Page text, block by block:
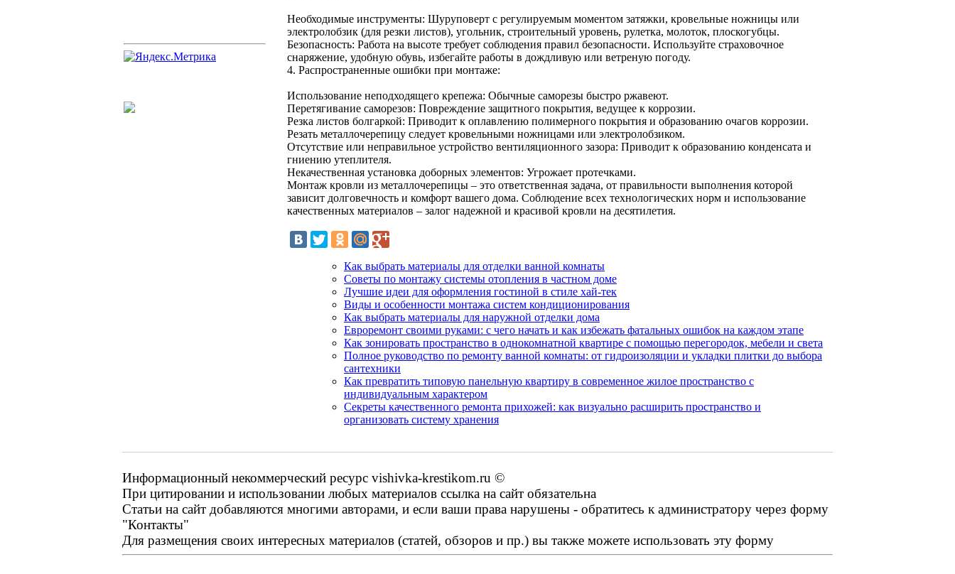
Необходимые инструменты: Шуруповерт с регулируемым моментом затяжки, кровельные ножницы или
электролобзик (для резки листов), угольник, строительный уровень, рулетка, молоток, плоскогубцы.
Безопасность: Работа на высоте требует соблюдения правил безопасности. Используйте страховочное
снаряжение, удобную обувь, избегайте работы в дождливую или ветреную погоду.
4. Распространенные ошибки при монтаже:
Использование неподходящего крепежа: Обычные саморезы быстро ржавеют.
Перетягивание саморезов: Повреждение защитного покрытия, ведущее к коррозии.
Резка листов болгаркой: Приводит к оплавлению полимерного покрытия и образованию очагов коррозии.
Резать металлочерепицу следует кровельными ножницами или электролобзиком.
Отсутствие или неправильное устройство вентиляционного зазора: Приводит к образованию конденсата и
гниению утеплителя.
Некачественная установка доборных элементов: Угрожает протечками.
Монтаж кровли из металлочерепицы – это ответственная задача, от правильности выполнения которой
зависит долговечность и комфорт вашего дома. Соблюдение всех технологических норм и использование
качественных материалов – залог надежной и красивой кровли на десятилетия.
Как выбрать материалы для отделки ванной комнаты
Советы по монтажу системы отопления в частном доме
Лучшие идеи для оформления гостиной в стиле хай-тек
Виды и особенности монтажа систем кондиционирования
Как выбрать материалы для наружной отделки дома
Евроремонт своими руками: с чего начать и как избежать фатальных ошибок на каждом этапе
Как зонировать пространство в однокомнатной квартире с помощью перегородок, мебели и света
Полное руководство по ремонту ванной комнаты: от гидроизоляции и укладки плитки до выбора
сантехники
Как превратить типовую панельную квартиру в современное жилое пространство с
индивидуальным характером
Секреты качественного ремонта прихожей: как визуально расширить пространство и
организовать систему хранения
Информационный некоммерческий ресурс vishivka-krestikom.ru ©
При цитировании и использовании любых материалов ссылка на сайт обязательна
Статьи на сайт добавляются многими авторами, и если ваши права нарушены - обратитесь к администратору через форму
"Контакты"
Для размещения своих интересных материалов (статей, обзоров и пр.) вы также можете использовать эту форму